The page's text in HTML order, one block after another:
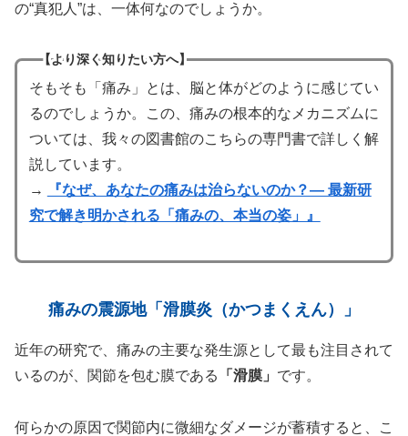
の“真犯人”は、一体何なのでしょうか。
【より深く知りたい方へ】
そもそも「痛み」とは、脳と体がどのように感じてい
るのでしょうか。この、痛みの根本的なメカニズムに
ついては、我々の図書館のこちらの専門書で詳しく解
説しています。
→
『なぜ、あなたの痛みは治らないのか？― 最新研
究で解き明かされる「痛みの、本当の姿」』
痛みの震源地「滑膜炎（かつまくえん）」
近年の研究で、痛みの主要な発生源として最も注目されて
いるのが、関節を包む膜である
「滑膜」 です。
何らかの原因で関節内に微細なダメージが蓄積すると、こ